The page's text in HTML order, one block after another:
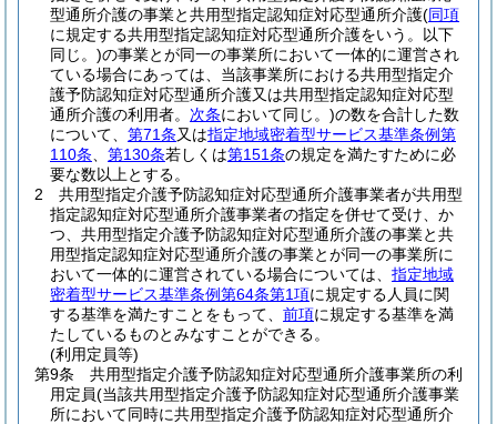
型通所介護の事業と共用型指定認知症対応型通所介護(同項
に規定する共用型指定認知症対応型通所介護をいう。以下
同じ。)の事業とが同一の事業所において一体的に運営され
ている場合にあっては、当該事業所における共用型指定介
護予防認知症対応型通所介護又は共用型指定認知症対応型
通所介護の利用者。 次条において同じ。)の数を合計した数
について、 第71条又は指定地域密着型サービス基準条例第
110条
第130条若しくは第151条の規定を満たすために必
要な数以上とする。
2
共用型指定介護予防認知症対応型通所介護事業者が共用型
指定認知症対応型通所介護事業者の指定を併せて受け、か
つ、共用型指定介護予防認知症対応型通所介護の事業と共
用型指定認知症対応型通所介護の事業とが同一の事業所に
おいて一体的に運営されている場合については、 指定地域
密着型サービス基準条例第64条第1項に規定する人員に関
する基準を満たすことをもって、 前項に規定する基準を満
たしているものとみなすことができる。
(利用定員等)
第9条
共用型指定介護予防認知症対応型通所介護事業所の利
用定員(当該共用型指定介護予防認知症対応型通所介護事業
所において同時に共用型指定介護予防認知症対応型通所介